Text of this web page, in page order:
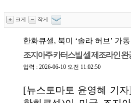
크게 작게
한화큐셀, 북미 ‘솔라 허브’ 가
조지아주 카터스빌 셀 제조라인 완
입력 : 2026-06-10 오전 11:02:50
[뉴스토마토 윤영혜 기자